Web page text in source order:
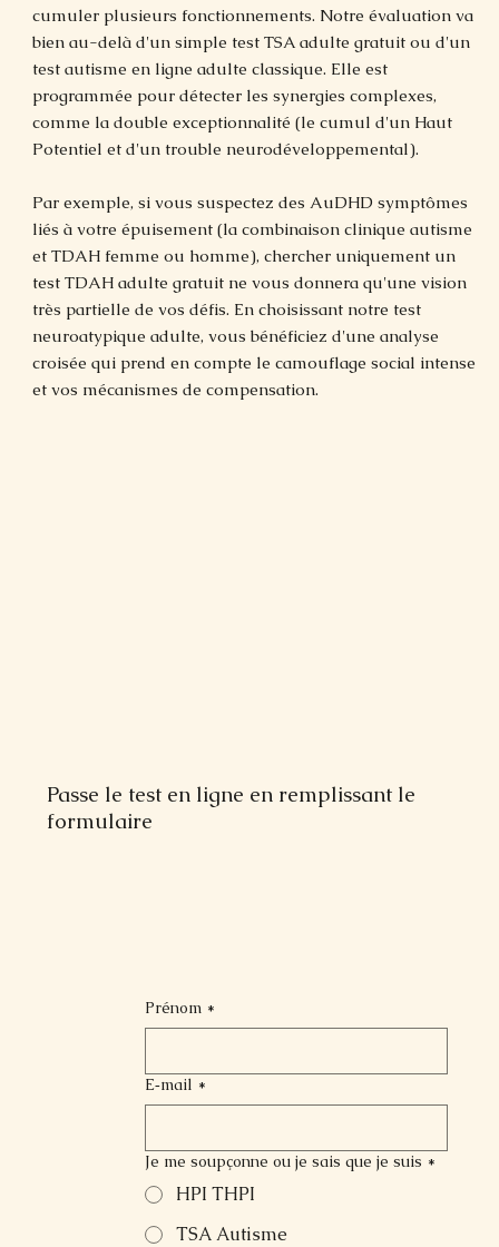
cumuler plusieurs fonctionnements. Notre évaluation va
bien au-delà d'un simple test TSA adulte gratuit ou d'un
test autisme en ligne adulte classique. Elle est
programmée pour détecter les synergies complexes,
comme la double exceptionnalité (le cumul d'un Haut
Potentiel et d'un trouble neurodéveloppemental).
Par exemple, si vous suspectez des AuDHD symptômes
liés à votre épuisement (la combinaison clinique autisme
et TDAH femme ou homme), chercher uniquement un
test TDAH adulte gratuit ne vous donnera qu'une vision
très partielle de vos défis. En choisissant notre test
neuroatypique adulte, vous bénéficiez d'une analyse
croisée qui prend en compte le camouflage social intense
et vos mécanismes de compensation.
Passe le test en ligne en remplissant le
formulaire
Prénom *
E‑mail *
Je me soupçonne ou je sais que je suis *
HPI THPI
TSA Autisme